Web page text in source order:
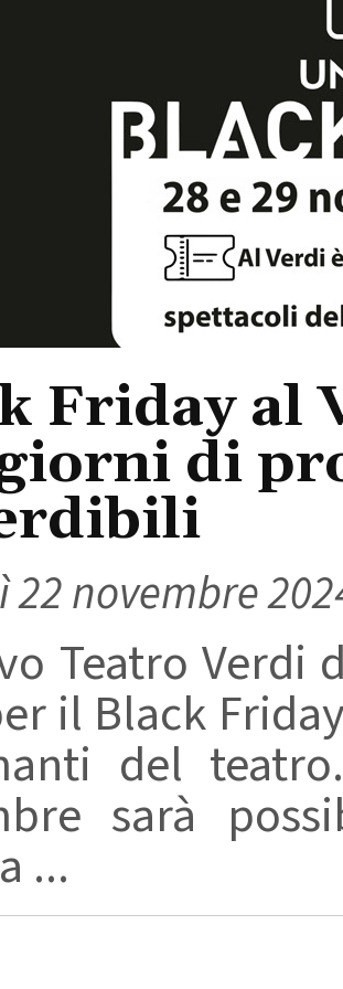
Friday al
di
22 novembre
Teatro Verdi
il Black
del
sarà
...